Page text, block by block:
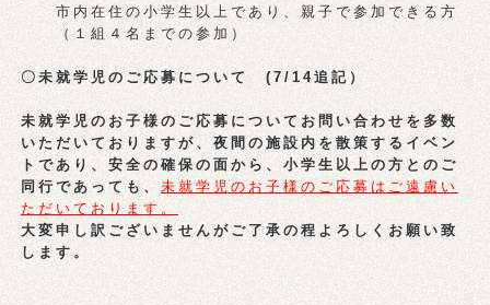
市内在住の小学生以上であり、親子で参加できる方
（１組４名までの参加）
〇未就学児のご応募について (7/14追記）
未就学児のお子様のご応募についてお問い合わせを多数
いただいておりますが、夜間の施設内を散策するイベン
トであり、安全の確保の面から、小学生以上の方とのご
同行であっても、 未就学児のお子様のご応募はご遠慮い
ただいております。
大変申し訳ございませんがご了承の程よろしくお願い致
します。